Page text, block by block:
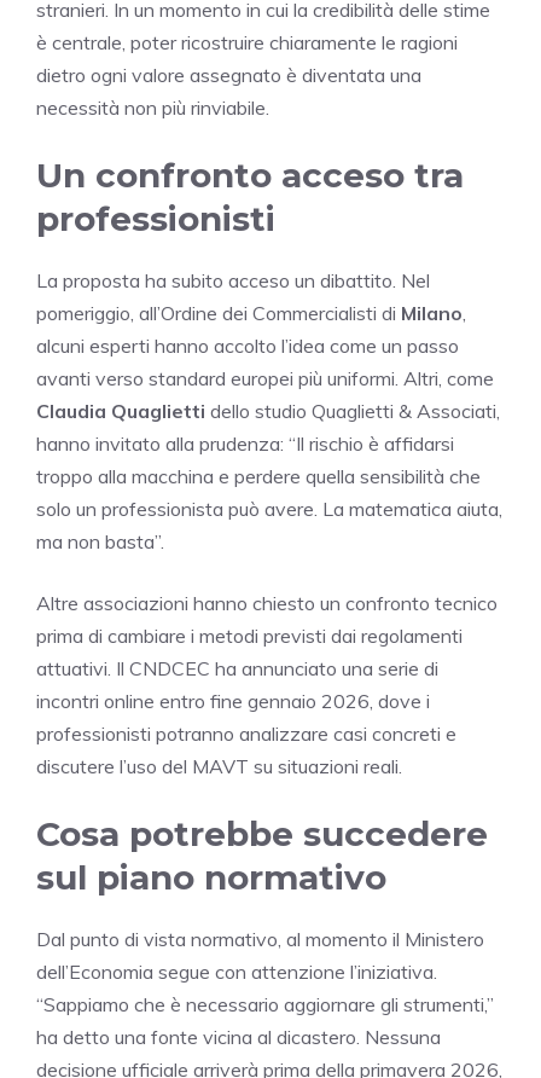
stranieri. In un momento in cui la credibilità delle stime
è centrale, poter ricostruire chiaramente le ragioni
dietro ogni valore assegnato è diventata una
necessità non più rinviabile.
Un confronto acceso tra
professionisti
La proposta ha subito acceso un dibattito. Nel
pomeriggio, all’Ordine dei Commercialisti di Milano
alcuni esperti hanno accolto l’idea come un passo
avanti verso standard europei più uniformi. Altri, come
Claudia Quaglietti dello studio Quaglietti & Associati,
hanno invitato alla prudenza: “Il rischio è affidarsi
troppo alla macchina e perdere quella sensibilità che
solo un professionista può avere. La matematica aiuta,
ma non basta”.
Altre associazioni hanno chiesto un confronto tecnico
prima di cambiare i metodi previsti dai regolamenti
attuativi. Il CNDCEC ha annunciato una serie di
incontri online entro fine gennaio 2026, dove i
professionisti potranno analizzare casi concreti e
discutere l’uso del MAVT su situazioni reali.
Cosa potrebbe succedere
sul piano normativo
Dal punto di vista normativo, al momento il Ministero
dell’Economia segue con attenzione l’iniziativa.
“Sappiamo che è necessario aggiornare gli strumenti,”
ha detto una fonte vicina al dicastero. Nessuna
decisione ufficiale arriverà prima della primavera 2026,